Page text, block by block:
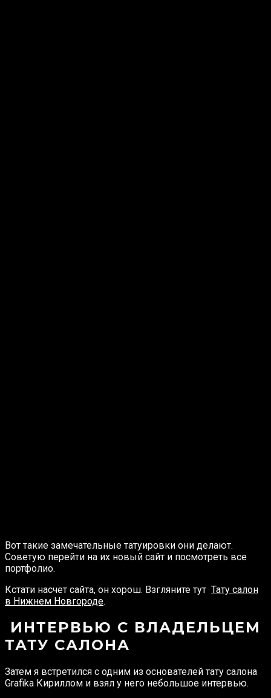
Вот такие замечательные татуировки они делают.
Советую перейти на их новый сайт и посмотреть все
портфолио.
Кстати насчет сайта, он хорош. Взгляните тут Тату салон
в Нижнем Новгороде.
ИНТЕРВЬЮ С ВЛАДЕЛЬЦЕМ
ТАТУ САЛОНА
Затем я встретился с одним из основателей тату салона
Grafika Кириллом и взял у него небольшое интервью.